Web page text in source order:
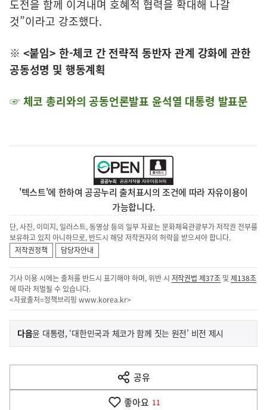
도전을 함께 이겨내며 호혜적 협력을 확대해 나갈
것”이라고 강조했다.
※ <붙임> 한-체코 간 전략적 동반자 관계 강화에 관한
공동성명 및 행동계획
☞ 체코 총리와의 공동언론발표 윤석열 대통령 발표문
'텍스트'에 한하여 공공누리 출처표시의 조건에 따라 자유이용이
가능합니다.
단, 사진, 이미지, 일러스트, 동영상 등의 일부 자료는 문화체육관광부가 저작권 전부를
보유하고 있지 아니하므로, 반드시 해당 저작권자의 허락을 받으셔야 합니다.
저작권정책
담당자안내
기사 이용 시에는 출처를 반드시 표기해야 하며, 위반 시 저작권법 제37조 및제138조
에 따라 처벌될 수 있습니다.
<자료출처=정책브리핑 www.korea.kr>
이
전
다
음
다음기
윤 대통령, ‘대한민국과 체코가 함께 짓는 원전’ 비전 제시
공유
열
기
좋아요 11